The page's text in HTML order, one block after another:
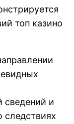
топ казино
сведений и
следствиях